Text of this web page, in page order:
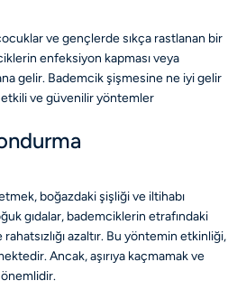
ve gençlerde sıkça rastlanan bir
enfeksiyon kapması veya
gelir. Bademcik şişmesine ne iyi gelir
ve güvenilir yöntemler
boğazdaki şişliği ve iltihabı
gıdalar, bademciklerin etrafındaki
azaltır. Bu yöntemin etkinliği,
Ancak, aşırıya kaçmamak ve